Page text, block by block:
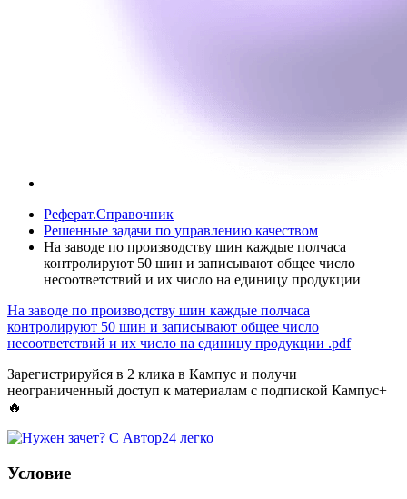
Реферат.Справочник
Решенные задачи по управлению качеством
На заводе по производству шин каждые полчаса
контролируют 50 шин и записывают общее число
несоответствий и их число на единицу продукции
На заводе по производству шин каждые полчаса
контролируют 50 шин и записывают общее число
несоответствий и их число на единицу продукции .pdf
Зарегистрируйся в 2 клика в Кампус и получи
неограниченный доступ к материалам с подпиской Кампус+
🔥
Условие